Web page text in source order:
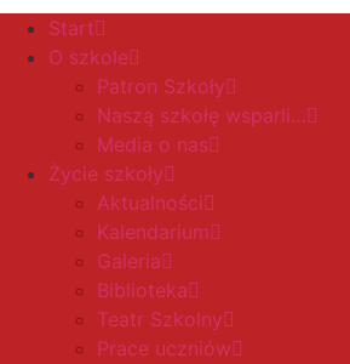
Start
O szkole
Patron Szkoły
Naszą szkołę wsparli…
Media o nas
Życie szkoły
Aktualności
Kalendarium
Galeria
Biblioteka
Teatr Szkolny
Prace uczniów